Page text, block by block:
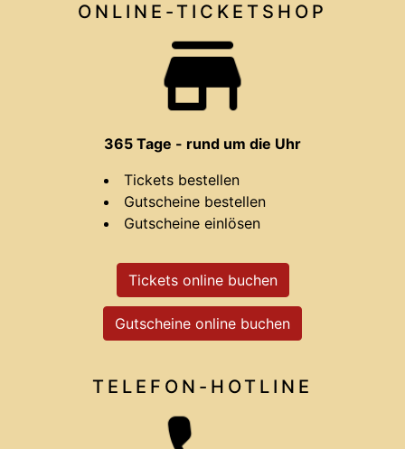
ONLINE-TICKET SHOP
365 Tage - rund um die Uhr
Tickets bestellen
Gutscheine bestellen
Gutscheine einlösen
Tickets online buchen
Gutscheine online buchen
TELEFON-HOTLINE